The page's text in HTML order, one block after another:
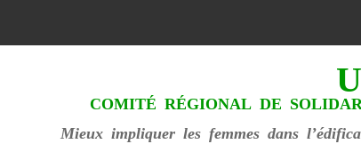
COMITÉ RÉGIONAL DE
Mieux impliquer les femmes dans